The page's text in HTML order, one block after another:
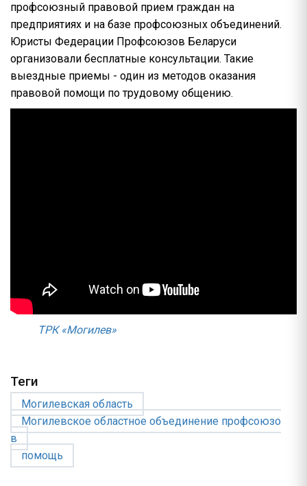
профсоюзный правовой прием граждан на
предприятиях и на базе профсоюзных объединений.
Юристы Федерации Профсоюзов Беларуси
организовали бесплатные консультации. Такие
выездные приемы - один из методов оказания
правовой помощи по трудовому общению.
ТРК «Могилев»
Теги
Могилевская область
Могилевское областное объединение профсоюзо
в
помощь